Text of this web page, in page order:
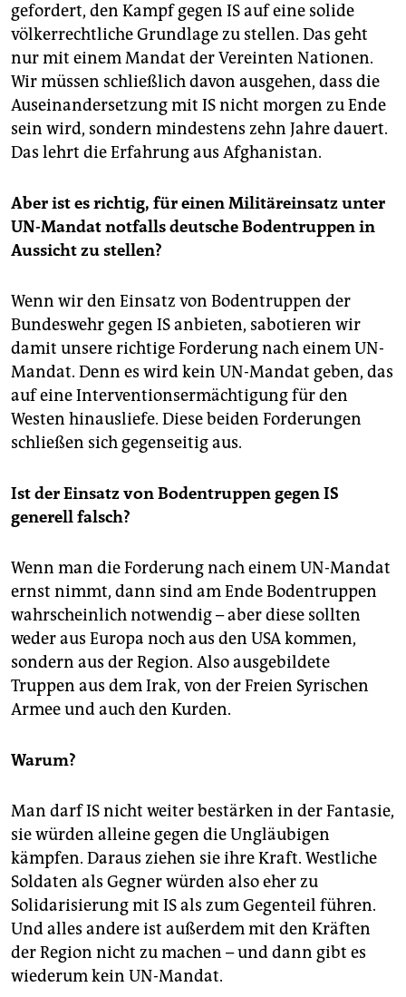
gefordert, den Kampf gegen IS auf eine solide
völkerrechtliche Grundlage zu stellen. Das geht
nur mit einem Mandat der Vereinten Nationen.
Wir müssen schließlich davon ausgehen, dass die
Auseinandersetzung mit IS nicht morgen zu Ende
sein wird, sondern mindestens zehn Jahre dauert.
Das lehrt die Erfahrung aus Afghanistan.
Aber ist es richtig, für einen Militäreinsatz unter
UN-Mandat notfalls deutsche Bodentruppen in
Aussicht zu stellen?
Wenn wir den Einsatz von Bodentruppen der
Bundeswehr gegen IS anbieten, sabotieren wir
damit unsere richtige Forderung nach einem UN-
Mandat. Denn es wird kein UN-Mandat geben, das
auf eine Interventionsermächtigung für den
Westen hinausliefe. Diese beiden Forderungen
schließen sich gegenseitig aus.
Ist der Einsatz von Bodentruppen gegen IS
generell falsch?
Wenn man die Forderung nach einem UN-Mandat
ernst nimmt, dann sind am Ende Bodentruppen
wahrscheinlich notwendig – aber diese sollten
weder aus Europa noch aus den USA kommen,
sondern aus der Region. Also ausgebildete
Truppen aus dem Irak, von der Freien Syrischen
Armee und auch den Kurden.
Warum?
Man darf IS nicht weiter bestärken in der Fantasie,
sie würden alleine gegen die Ungläubigen
kämpfen. Daraus ziehen sie ihre Kraft. Westliche
Soldaten als Gegner würden also eher zu
Solidarisierung mit IS als zum Gegenteil führen.
Und alles andere ist außerdem mit den Kräften
der Region nicht zu machen – und dann gibt es
wiederum kein UN-Mandat.